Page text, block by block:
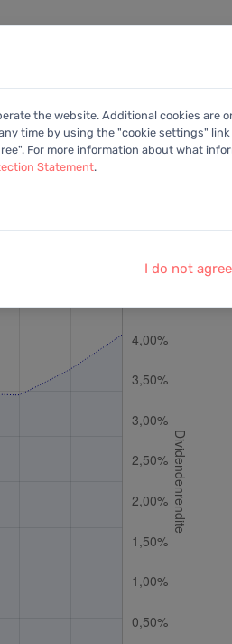
Mitglied
+Portfolio
the website. Additional cookies are
time by using the "cookie settings"
For more information about what
Statement.
I do not agree